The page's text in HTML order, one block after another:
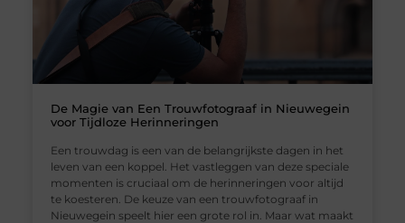
De Magie van Een Trouwfotograaf in Nieuwegein
voor Tijdloze Herinneringen
Een trouwdag is een van de belangrijkste dagen in het
leven van een koppel. Het vastleggen van deze speciale
momenten is cruciaal om de herinneringen voor altijd
te koesteren. De keuze van een trouwfotograaf in
Nieuwegein speelt hier een grote rol in. Maar wat maakt